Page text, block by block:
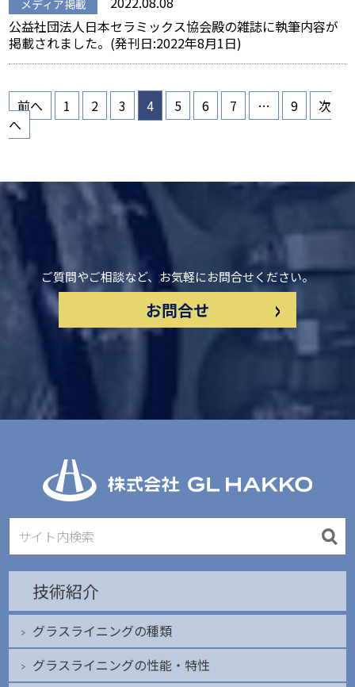
メディア掲載
公益社団法人日本セラミックス協会殿の雑誌に執筆内容が
掲載されました。(発刊日:2022年8月1日)
投
稿
の
ー
ジ
前へ 1 2 3 4 5 6 7 … 9
次
へ
ご質問やご相談など、お気軽にお問合せください。
お問合せ >
技術紹介
グラスライニングの種類
グラスライニングの性能・特性